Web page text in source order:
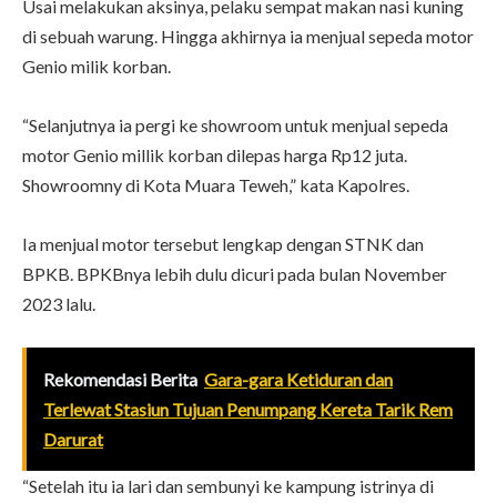
Usai melakukan aksinya, pelaku sempat makan nasi kuning
di sebuah warung. Hingga akhirnya ia menjual sepeda motor
Genio milik korban.
“Selanjutnya ia pergi ke showroom untuk menjual sepeda
motor Genio millik korban dilepas harga Rp12 juta.
Showroomny di Kota Muara Teweh,” kata Kapolres.
Ia menjual motor tersebut lengkap dengan STNK dan
BPKB. BPKBnya lebih dulu dicuri pada bulan November
2023 lalu.
Rekomendasi Berita Gara-gara Ketiduran dan
Terlewat Stasiun Tujuan Penumpang Kereta Tarik Rem
Darurat
“Setelah itu ia lari dan sembunyi ke kampung istrinya di